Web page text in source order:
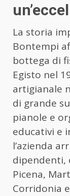
La storia
Bontempi
bottega di
Egisto nel
artigianale
di grande
pianole e
educativi e
l’azienda
dipendenti,
Picena,
Corridonia